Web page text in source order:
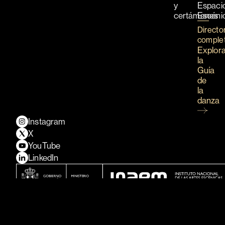
y
certámenes
la
Guía
de
la
danza
Instagram
X
YouTube
LinkedIn